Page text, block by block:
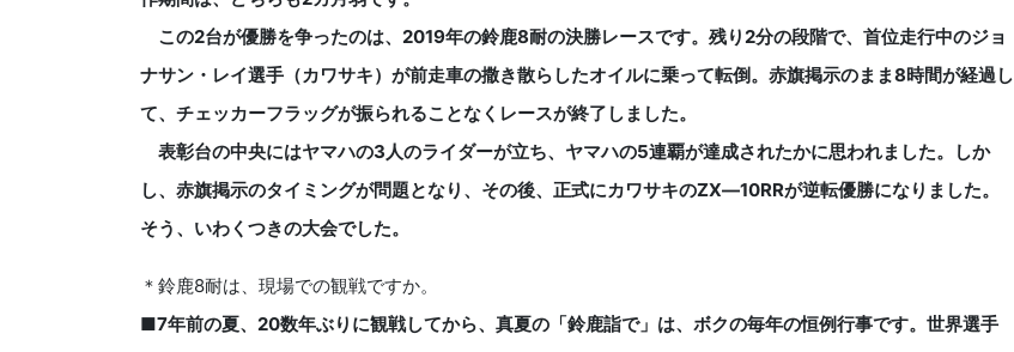
この2台が優勝を争ったのは、2019年の鈴鹿8耐の決勝レースです。残り2分の段階で、首位走行中のジョ
ナサン・レイ選手（カワサキ）が前走車の撒き散らしたオイルに乗って転倒。赤旗掲示のまま8時間が経過し
て、チェッカーフラッグが振られることなくレースが終了しました。
表彰台の中央にはヤマハの3人のライダーが立ち、ヤマハの5連覇が達成されたかに思われました。しか
し、赤旗掲示のタイミングが問題となり、その後、正式にカワサキのZX―10RRが逆転優勝になりました。
そう、いわくつきの大会でした。
＊鈴鹿8耐は、現場での観戦ですか。
■7年前の夏、20数年ぶりに観戦してから、真夏の「鈴鹿詣で」は、ボクの毎年の恒例行事です。世界選手